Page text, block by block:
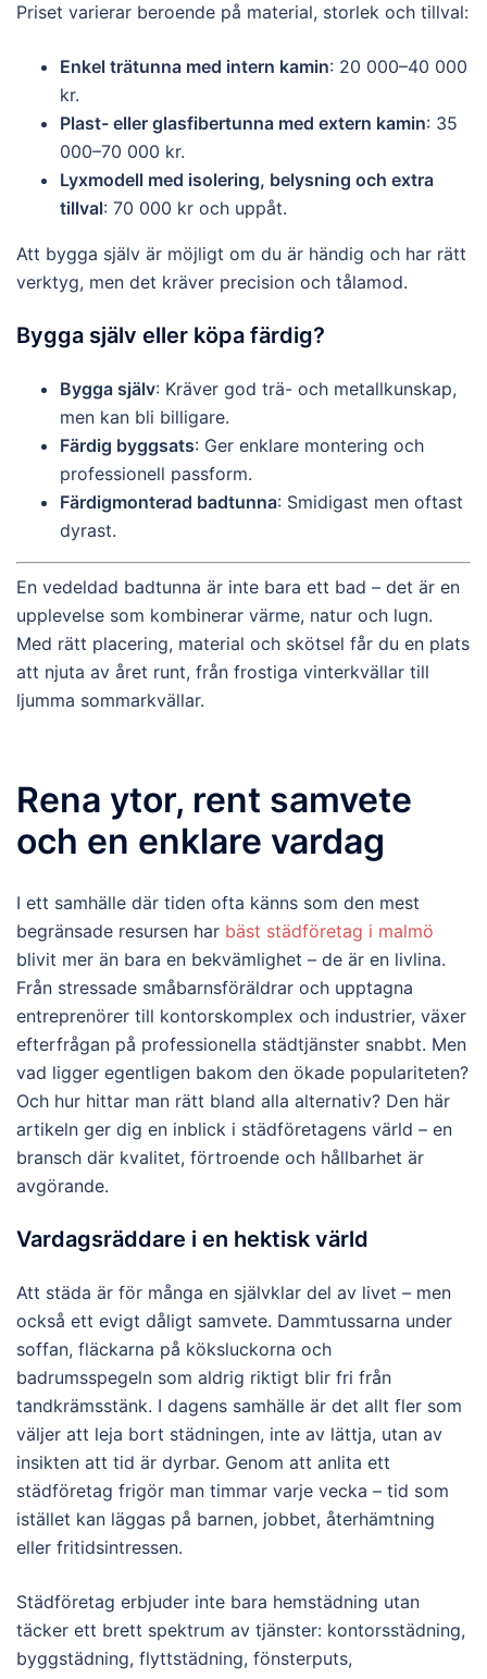
Priset varierar beroende på material, storlek och tillval:
Enkel trätunna med intern kamin: 20 000–40 000
kr.
Plast- eller glasfibertunna med extern kamin: 35
000–70 000 kr.
Lyxmodell med isolering, belysning och extra
tillval: 70 000 kr och uppåt.
Att bygga själv är möjligt om du är händig och har rätt
verktyg, men det kräver precision och tålamod.
Bygga själv eller köpa färdig?
Bygga själv: Kräver god trä- och metallkunskap,
men kan bli billigare.
Färdig byggsats: Ger enklare montering och
professionell passform.
Färdigmonterad badtunna: Smidigast men oftast
dyrast.
En vedeldad badtunna är inte bara ett bad – det är en
upplevelse som kombinerar värme, natur och lugn.
Med rätt placering, material och skötsel får du en plats
att njuta av året runt, från frostiga vinterkvällar till
ljumma sommarkvällar.
Rena ytor, rent samvete
och en enklare vardag
I ett samhälle där tiden ofta känns som den mest
begränsade resursen har bäst städföretag i malmö
blivit mer än bara en bekvämlighet – de är en livlina.
Från stressade småbarnsföräldrar och upptagna
entreprenörer till kontorskomplex och industrier, växer
efterfrågan på professionella städtjänster snabbt. Men
vad ligger egentligen bakom den ökade populariteten?
Och hur hittar man rätt bland alla alternativ? Den här
artikeln ger dig en inblick i städföretagens värld – en
bransch där kvalitet, förtroende och hållbarhet är
avgörande.
Vardagsräddare i en hektisk värld
Att städa är för många en självklar del av livet – men
också ett evigt dåligt samvete. Dammtussarna under
soffan, fläckarna på köksluckorna och
badrumsspegeln som aldrig riktigt blir fri från
tandkrämsstänk. I dagens samhälle är det allt fler som
väljer att leja bort städningen, inte av lättja, utan av
insikten att tid är dyrbar. Genom att anlita ett
städföretag frigör man timmar varje vecka – tid som
istället kan läggas på barnen, jobbet, återhämtning
eller fritidsintressen.
Städföretag erbjuder inte bara hemstädning utan
täcker ett brett spektrum av tjänster: kontorsstädning,
byggstädning, flyttstädning, fönsterputs,